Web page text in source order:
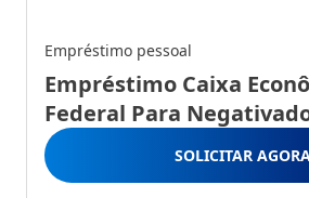
Empréstimo pessoal
Empréstimo Caixa
Federal Para
SOLICITAR